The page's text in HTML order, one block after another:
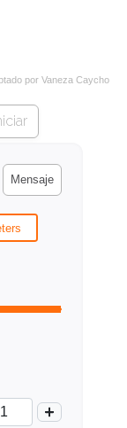
Mensaje
por Vaneza Caycho